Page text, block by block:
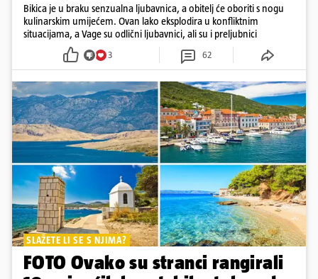
Bikica je u braku senzualna ljubavnica, a obitelj će oboriti s nogu
kulinarskim umijećem. Ovan lako eksplodira u konfliktnim
situacijama, a Vage su odlični ljubavnici, ali su i preljubnici
3 62
SLAŽETE LI SE S NJIMA?
FOTO Ovako su stranci rangirali